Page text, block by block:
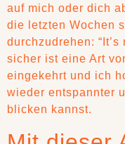
auf mich oder dich
die letzten Wochen
durchzudrehen:
sicher ist eine Art
eingekehrt und ich
wieder entspannter
blicken kannst.